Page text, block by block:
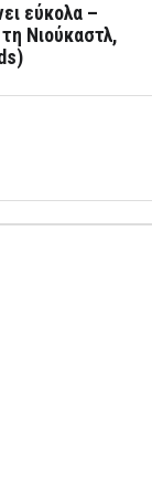
εύκολα –
Νιούκαστλ,